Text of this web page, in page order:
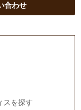
合わせ
スを探す